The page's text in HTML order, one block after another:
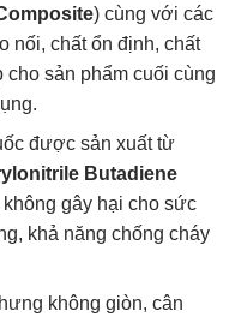
) cùng với các
nối, chất ổn định, chất
sản phẩm cuối cùng
được sản xuất từ
Butadiene
gây hại cho sức
khả năng chống cháy
không giòn, cân